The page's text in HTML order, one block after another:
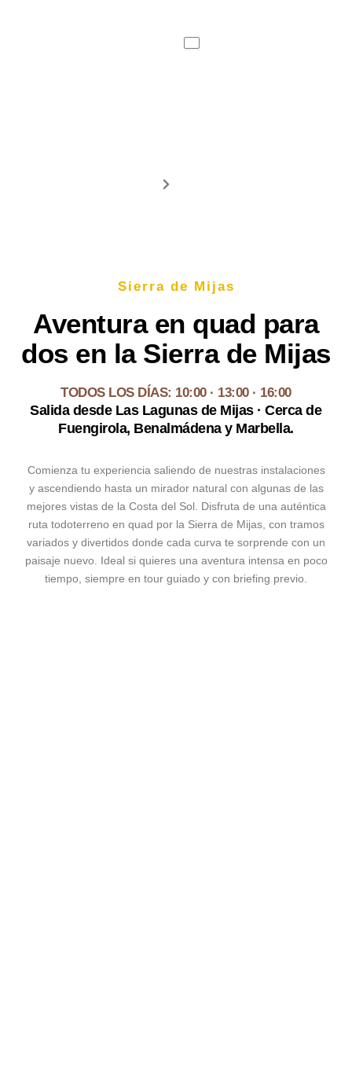
Sierra de Mijas
Aventura en quad para
dos en la Sierra de Mijas
TODOS LOS DÍAS: 10:00 · 13:00 · 16:00
Salida desde Las Lagunas de Mijas · Cerca de
Fuengirola, Benalmádena y Marbella.
Comienza tu experiencia saliendo de nuestras instalaciones
y ascendiendo hasta un mirador natural con algunas de las
mejores vistas de la Costa del Sol. Disfruta de una auténtica
ruta todoterreno en quad por la Sierra de Mijas, con tramos
variados y divertidos donde cada curva te sorprende con un
paisaje nuevo. Ideal si quieres una aventura intensa en poco
tiempo, siempre en tour guiado y con briefing previo.